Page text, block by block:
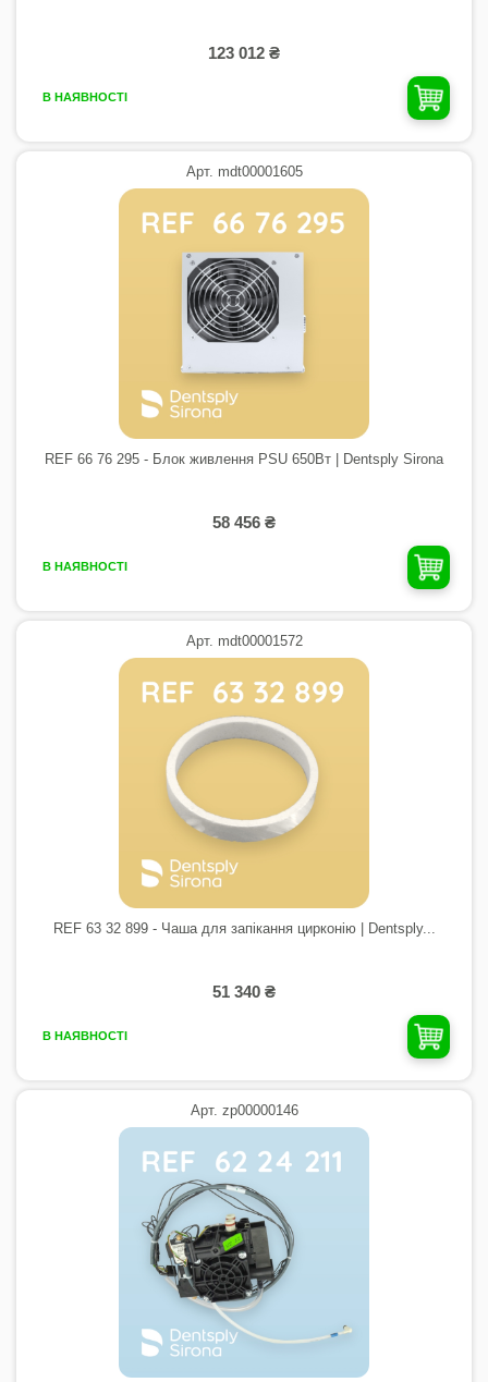
123 012 ₴
В НАЯВНОСТІ
Арт. mdt00001605
REF 66 76 295 - Блок живлення PSU 650Вт | Dentsply Sirona
58 456 ₴
В НАЯВНОСТІ
Арт. mdt00001572
REF 63 32 899 - Чаша для запікання цирконію | Dentsply...
51 340 ₴
В НАЯВНОСТІ
Арт. zp00000146